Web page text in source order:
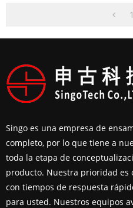
1
Singo es una empresa de
completo, por lo que tiene a
toda la etapa de
producto. Nuestra prioridad
con tiempos de respuesta
para usted. Nuestros equipos